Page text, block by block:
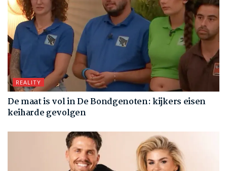
REALITY
De maat is vol in De Bondgenoten: kijkers eisen
keiharde gevolgen